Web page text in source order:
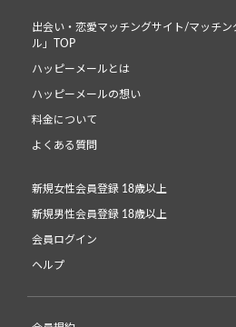
出会い・恋愛マッチングサイト/マッチン
ル」TOP
ハッピーメールとは
ハッピーメールの想い
料金について
よくある質問
新規女性会員登録 18歳以上
新規男性会員登録 18歳以上
会員ログイン
ヘルプ